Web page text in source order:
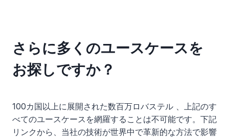
さらに多くのユースケースを
お探しですか？
100カ国以上に展開された数百万ロバステル 、上記のす
べてのユースケースを網羅することは不可能です。下記
リンクから、当社の技術が世界中で革新的な方法で影響